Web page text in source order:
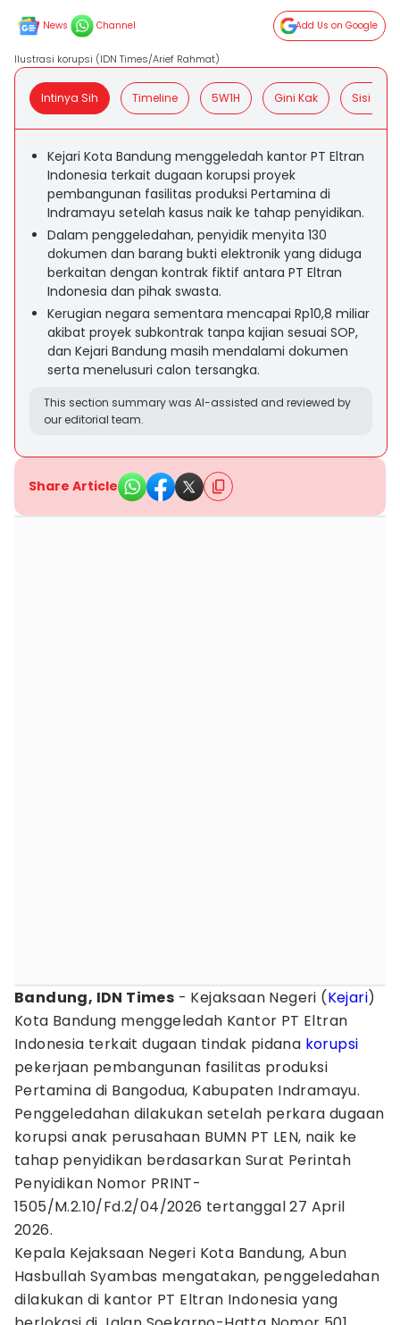
News Channel Add Us on Google
Ilustrasi korupsi (IDN Times/Arief Rahmat)
Intinya Sih Timeline 5W1H Gini Kak Sisi
Kejari Kota Bandung menggeledah kantor PT Eltran
Indonesia terkait dugaan korupsi proyek
pembangunan fasilitas produksi Pertamina di
Indramayu setelah kasus naik ke tahap penyidikan.
Dalam penggeledahan, penyidik menyita 130
dokumen dan barang bukti elektronik yang diduga
berkaitan dengan kontrak fiktif antara PT Eltran
Indonesia dan pihak swasta.
Kerugian negara sementara mencapai Rp10,8 miliar
akibat proyek subkontrak tanpa kajian sesuai SOP,
dan Kejari Bandung masih mendalami dokumen
serta menelusuri calon tersangka.
This section summary was AI-assisted and reviewed by
our editorial team.
Share Article
Bandung, IDN Times - Kejaksaan Negeri (Kejari)
Kota Bandung menggeledah Kantor PT Eltran
Indonesia terkait dugaan tindak pidana korupsi
pekerjaan pembangunan fasilitas produksi
Pertamina di Bangodua, Kabupaten Indramayu.
Penggeledahan dilakukan setelah perkara dugaan
korupsi anak perusahaan BUMN PT LEN, naik ke
tahap penyidikan berdasarkan Surat Perintah
Penyidikan Nomor PRINT-
1505/M.2.10/Fd.2/04/2026 tertanggal 27 April
2026.
Kepala Kejaksaan Negeri Kota Bandung, Abun
Hasbullah Syambas mengatakan, penggeledahan
dilakukan di kantor PT Eltran Indonesia yang